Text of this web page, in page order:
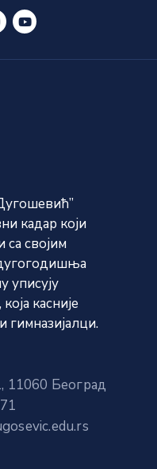
кадар који
својим
уписују
касније
гимназијалци.
11060 Београд